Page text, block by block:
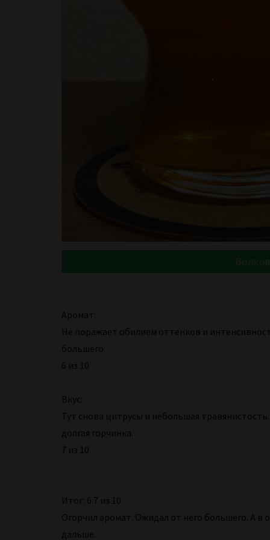
Аромат:
Не поражает обилием оттенков и
большего.
6 из 10
Вкус:
Тут снова цитрусы и небольшая
долгая горчинка.
7 из 10
Итог: 6.7 из 10
Огорчил аромат. Ожидал от него большего. А в
дальше.